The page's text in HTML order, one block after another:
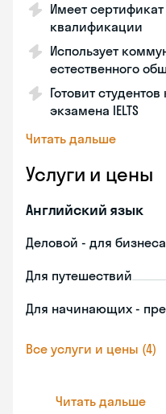
Имеет сертификат
квалификации
Использует
естественного
Готовит
экзамена IELTS
Читать дальше
Услуги и цены
Английский язык
Деловой - для бизнеса
Для путешествий
Для начинающих -
Все услуги и цены (4)
Читать дальше